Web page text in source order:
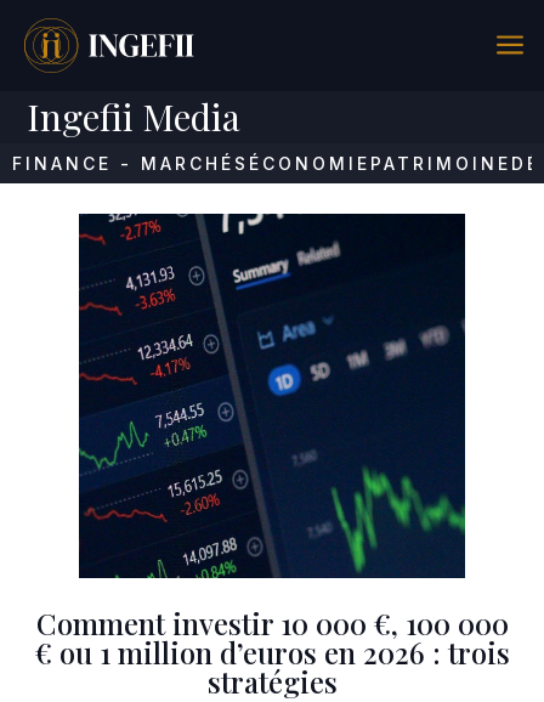
a
Ingefii Media
FINANCE - MARCHÉS ÉCONOMIE PATRIMOINE
Comment investir 10 000 €, 100 000
€ ou 1 million d’euros en 2026 : trois
stratégies